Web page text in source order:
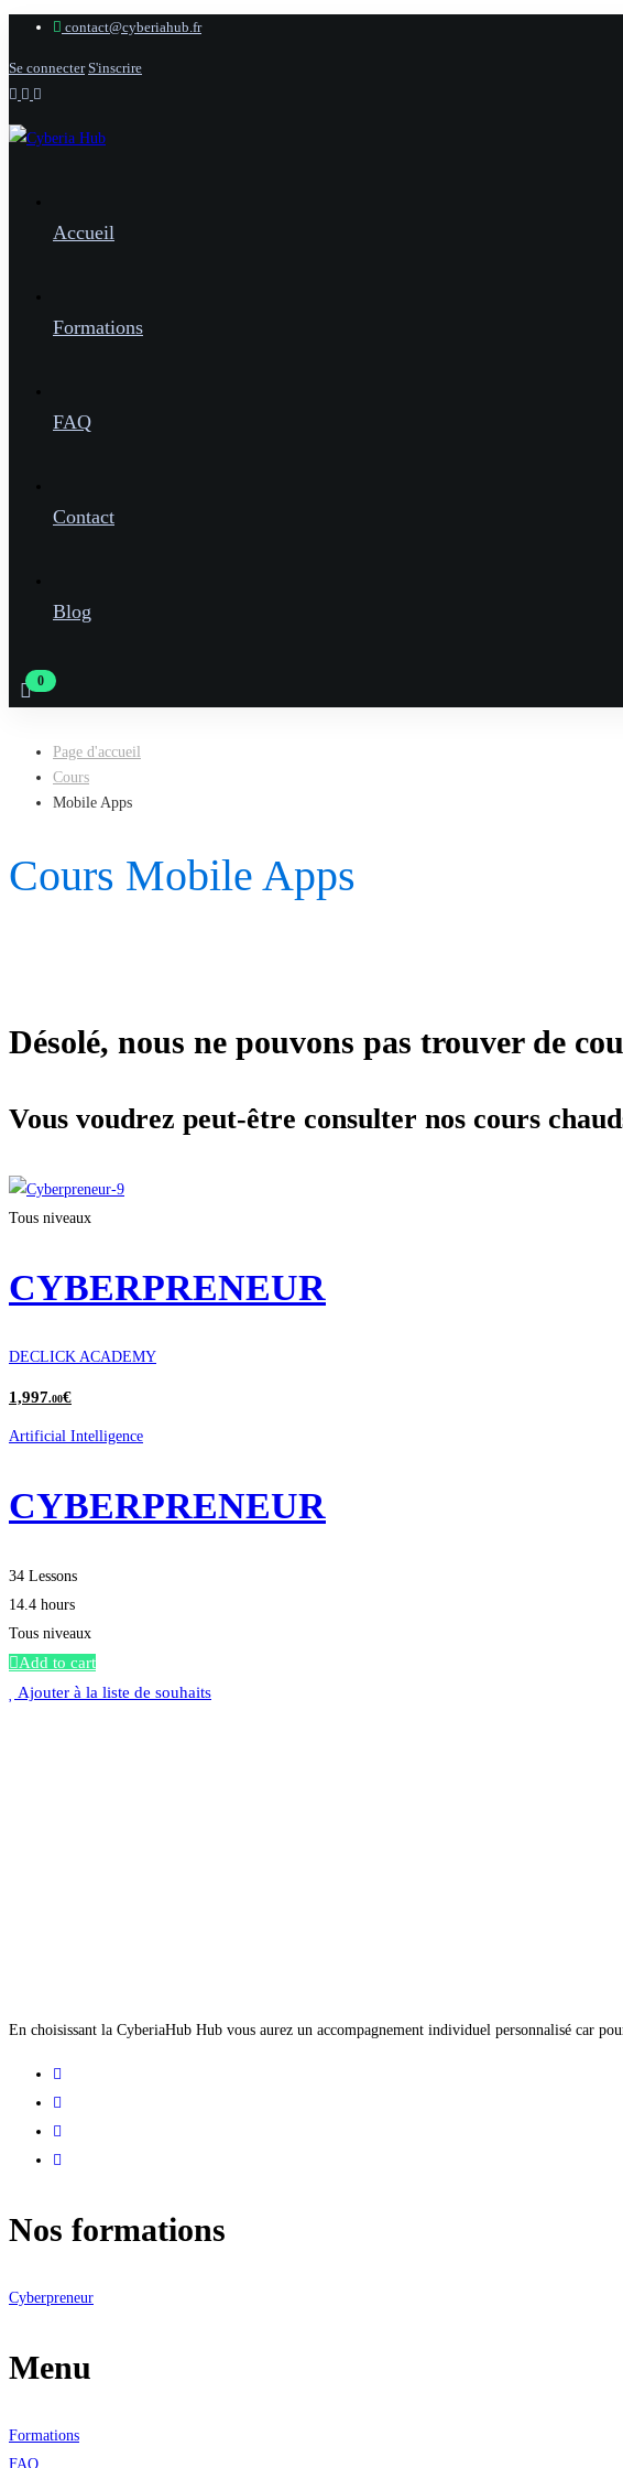
contact@cyberiahub.fr
Se connecter S'inscrire
Accueil
Formations
FAQ
Contact
Blog
Page d'accueil
Cours
Mobile Apps
Cours Mobile Apps
Désolé, nous ne pouvons pas trouver de
Vous voudrez peut-être consulter nos cours
Tous niveaux
CYBERPRENEUR
DECLICK ACADEMY
1,997.00€
Artificial Intelligence
CYBERPRENEUR
34 Lessons
14.4 hours
Tous niveaux
Add to cart
Ajouter à la liste de souhaits
En choisissant la CyberiaHub Hub vous aurez un accompagnement individuel personnalisé car
Nos formations
Cyberpreneur
Menu
Formations
FAQ